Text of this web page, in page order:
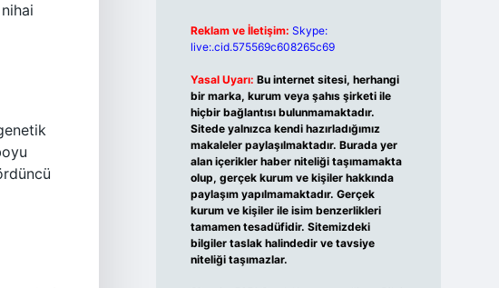
Reklam ve İletişim: Skype:
live:.cid.575569c608265c69
Yasal Uyarı: Bu internet sitesi, herhangi
bir marka, kurum veya şahıs şirketi ile
hiçbir bağlantısı bulunmamaktadır.
Sitede yalnızca kendi hazırladığımız
makaleler paylaşılmaktadır. Burada yer
alan içerikler haber niteliği taşımamakta
olup, gerçek kurum ve kişiler hakkında
paylaşım yapılmamaktadır. Gerçek
kurum ve kişiler ile isim benzerlikleri
tamamen tesadüfidir. Sitemizdeki
bilgiler taslak halindedir ve tavsiye
niteliği taşımazlar.